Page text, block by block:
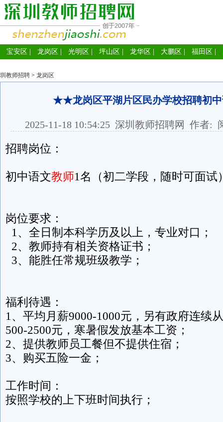
宝安区 龙岗区 光明区 坪山区 龙华区 大鹏区 福田区
圳教师招聘 > 龙岗区
★★龙岗区平湖片区民办学校招聘初中
2025-11-18 10:54:25 深圳教师招聘网 作者:
招聘岗位：
初中语文教师1名（初二学段，随时可面试
岗位要求：
1、全日制本科学历及以上，专业对口；
2、教师持有相关资格证书；
3、能胜任常规班级教学；
福利待遇：
1、平均月薪9000-1000元，另有政府连续
500-2500元，寒暑假发放基本工资；
2、提供教师员工餐但不提供住宿；
3、购买五险一金；
工作时间：
按照学校的上下班时间执行；